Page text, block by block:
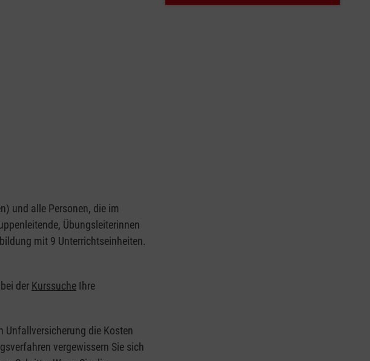
und alle Personen, die im
Übungsleiterinnen
mit 9 Unterrichtseinheiten.
der Kurssuche Ihre
Unfallversicherung die Kosten
vergewissern Sie sich